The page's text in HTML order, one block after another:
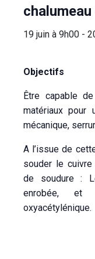
chalumeau
19 juin à 9h00 -
Objectifs
Être capable
matériaux pour
mécanique,
A l’issue de
souder le
de soudure :
enrobée, et
oxyacétylénique.